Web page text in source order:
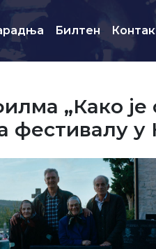
Билтен
„Како је
фестивалу